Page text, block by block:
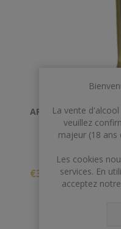
ARDBEG AURIVERDE
€3000,00
La vente
veuillez
majeur (18 ans
Les cookies
services. En
acceptez